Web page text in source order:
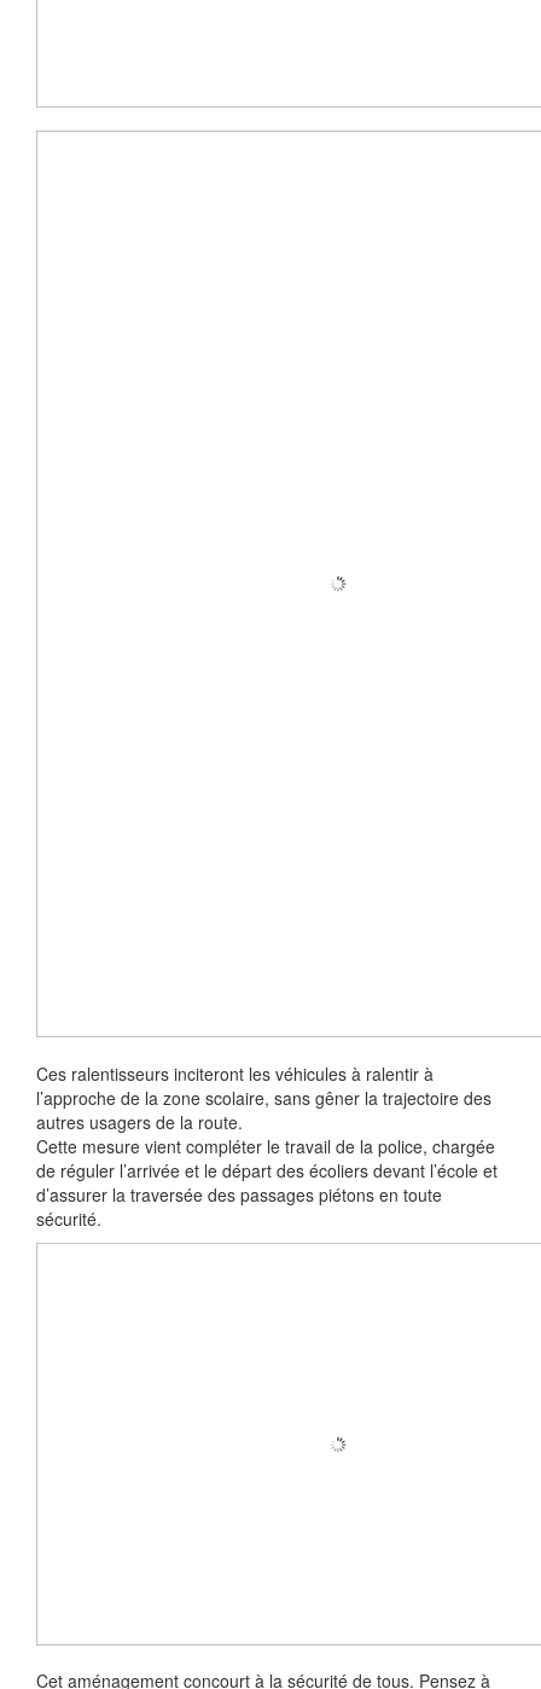
Ces ralentisseurs inciteront les véhicules à ralentir à
l’approche de la zone scolaire, sans gêner la trajectoire des
autres usagers de la route.
Cette mesure vient compléter le travail de la police, chargée
de réguler l’arrivée et le départ des écoliers devant l’école et
d’assurer la traversée des passages piétons en toute
sécurité.
Cet aménagement concourt à la sécurité de tous. Pensez à